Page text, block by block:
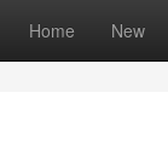
Home New